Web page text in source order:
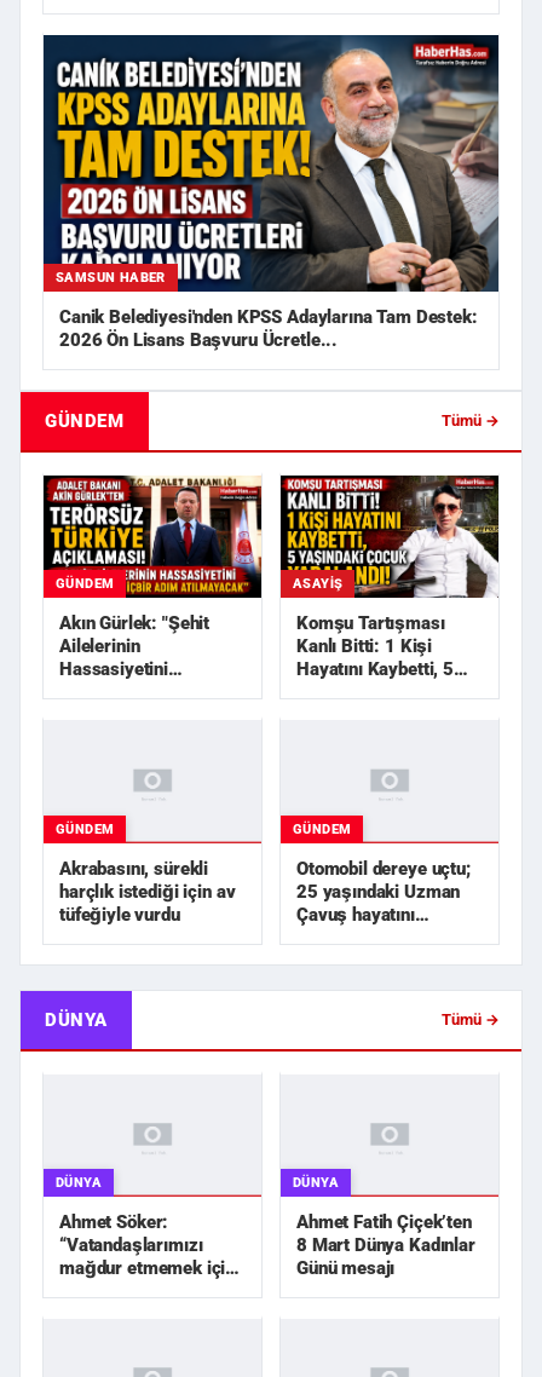
SAMSUN HABER
Canik Belediyesi'nden KPSS Adaylarına Tam Destek:
2026 Ön Lisans Başvuru Ücretle...
GÜNDEM Tümü →
GÜNDEM
Akın Gürlek: "Şehit
Ailelerinin
Hassasiyetini
ASAYIŞ
Komşu Tartışması
Kanlı Bitti: 1 Kişi
Hayatını Kaybetti, 5
GÜNDEM
Akrabasını, sürekli
harçlık istediği için av
tüfeğiyle vurdu
GÜNDEM
Otomobil dereye uçtu;
25 yaşındaki Uzman
Çavuş hayatını
DÜNYA Tümü →
DÜNYA
Ahmet Söker:
“Vatandaşlarımızı
mağdur etmemek için
DÜNYA
Ahmet Fatih Çiçek’ten
8 Mart Dünya Kadınlar
Günü mesajı